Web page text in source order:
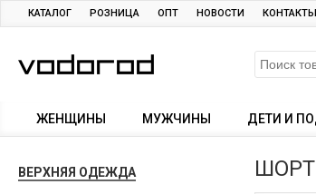
КАТАЛОГ РОЗНИЦА ОПТ НОВОСТИ КОНТАКТЫ
ЖЕНЩИНЫ МУЖЧИНЫ ДЕТИ И
ВЕРХНЯЯ ОДЕЖДА